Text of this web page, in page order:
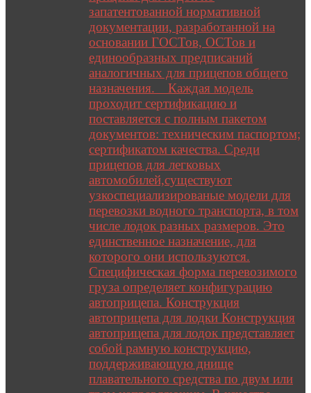
запатентованной нормативной
документации, разработанной на
основании ГОСТов, ОСТов и
единообразных предписаний
аналогичных для прицепов общего
назначения. Каждая модель
проходит сертификацию и
поставляется с полным пакетом
документов: техническим паспортом;
сертификатом качества. Среди
прицепов для легковых
автомобилей,существуют
узкоспециализированые модели для
перевозки водного транспорта, в том
числе лодок разных размеров. Это
единственное назначение, для
которого они используются.
Специфическая форма перевозимого
груза определяет конфигурацию
автоприцепа. Конструкция
автоприцепа для лодки Конструкция
автоприцепа для лодок представляет
собой рамную конструкцию,
поддерживающую днище
плавательного средства по двум или